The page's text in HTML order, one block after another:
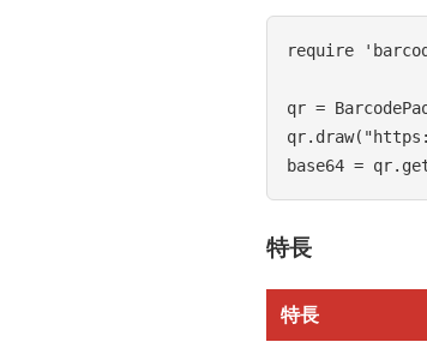
require
qr =
特長
特長